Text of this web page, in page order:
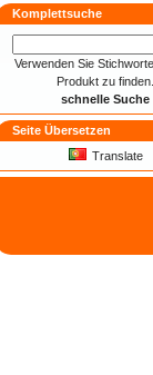
Komplettsuche
Verwenden Sie
Produkt zu finden.
schnelle Suche
Seite Übersetzen
Translate